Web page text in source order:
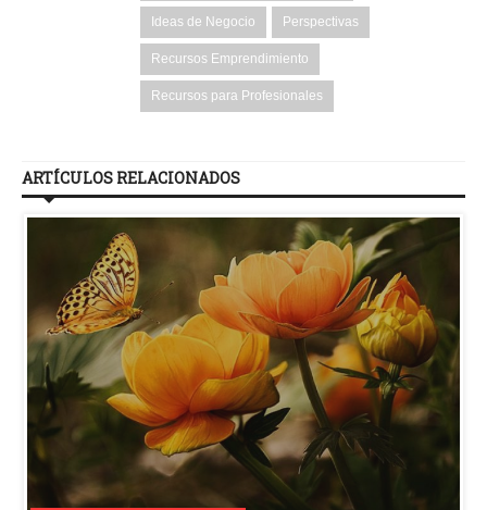
Ideas de Negocio Perspectivas
Recursos Emprendimiento
Recursos para Profesionales
ARTÍCULOS RELACIONADOS